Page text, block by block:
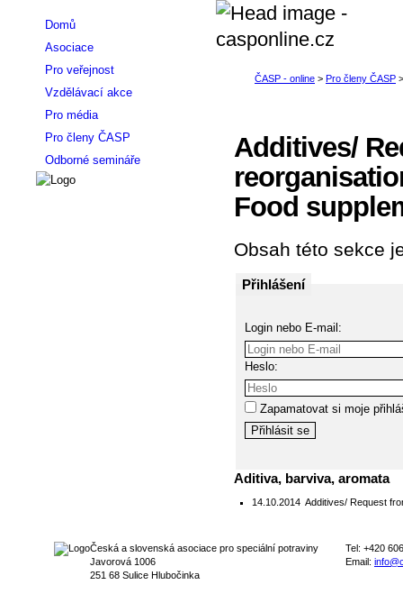
Additives/
Food
Obsah této sekce
Přihlášení
Login nebo E-mail:
Heslo:
Zapamatovat si moje
Aditiva, barviva, aromata
14.10.2014 Additives/ Request
Domů
Asociace
Pro veřejnost
Vzdělávací akce
Pro média
Pro členy ČASP
Odborné semináře
Česká a slovenská asociace pro speciální potraviny
Javorová 1006
251 68 Sulice Hlubočinka
Tel: +420
Email: